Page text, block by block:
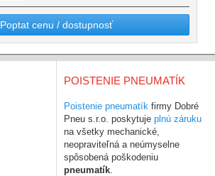
Poptat cenu / dostupnosť
POISTENIE PNEUMATÍK
Poistenie pneumatík firmy Dobré
Pneu s.r.o. poskytuje plnú záruku
na všetky mechanické,
neopraviteľná a neúmyselne
spôsobená poškodeniu
pneumatík